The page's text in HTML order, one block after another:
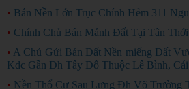
• Bán Nền Lớn Trục Chính Hẻm 311
• Chính Chủ Bán Mảnh Đất Tại Tân
• A Chủ Gửi Bán Đất Nền miếng Đất
Kdc Gần Đh Tây Đô Thuộc Lê Bình, Cái
• Nền Thổ Cư Sau Lưng Đh Võ Trường